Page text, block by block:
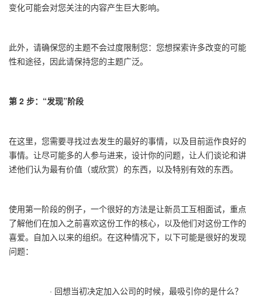
变化可能会对您关注的内容产生巨大影响。
此外，请确保您的主题不会过度限制您：您想探索许多改变的可能
性和途径，因此请保持您的主题广泛。
第 2 步： “发现”阶段
在这里，您需要寻找过去发生的最好的事情，以及目前运作良好的
事情。让尽可能多的人参与进来，设计你的问题，让人们谈论和讲
述他们认为最有价值（或欣赏）的东西，以及特别有效的东西。
使用第一阶段的例子，一个很好的方法是让新员工互相面试，重点
了解他们在加入之前喜欢这份工作的核心，以及他们对这份工作的
喜爱。自加入以来的组织。在这种情况下，以下可能是很好的发现
问题：
· 回想当初决定加入公司的时候，最吸引你的是什么？